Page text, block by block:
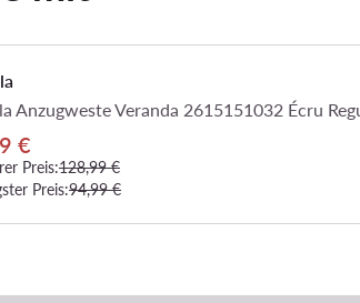
Anzugweste Veranda 2615151032 Écru
€
Preis:128,99 €
Preis:94,99 €